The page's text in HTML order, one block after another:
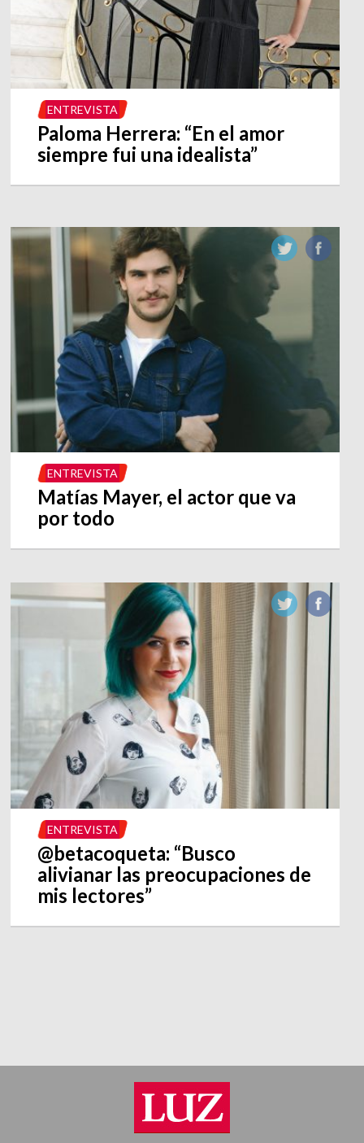
ENTREVISTA
Paloma Herrera: “En el amor
siempre fui una idealista”
ENTREVISTA
Matías Mayer, el actor que va
por todo
ENTREVISTA
@betacoqueta: “Busco
alivianar las preocupaciones de
mis lectores”